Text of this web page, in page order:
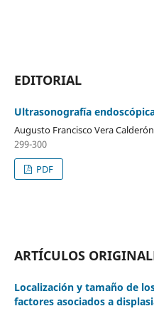
EDITORIAL
Ultrasonografía
Augusto Francisco Vera Calderón
299-300
PDF
ARTÍCULOS
Localización y tamaño de
factores asociados a